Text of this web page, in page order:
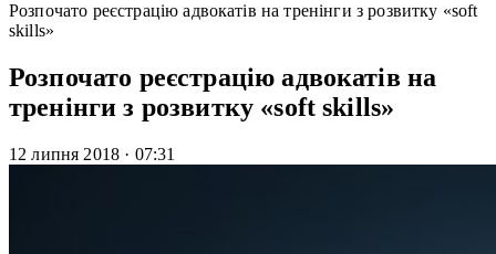
Розпочато реєстрацію адвокатів на тренінги з розвитку «soft
skills»
Розпочато реєстрацію адвокатів на
тренінги з розвитку «soft skills»
12 липня 2018 · 07:31